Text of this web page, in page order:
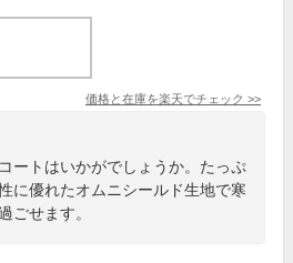
価格と在庫を楽天でチェック >>
ートはいかがでしょうか。たっぷ
に優れたオムニシールド生地で寒
ごせます。